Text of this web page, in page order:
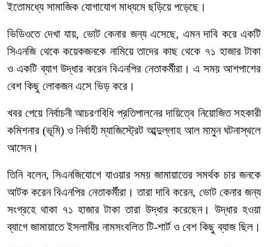
ইতোমধ্যে সামাজিক যোগাযোগ মাধ্যমে ছড়িয়ে পড়েছে।
ভিডিওতে দেখা যায়, ভোট কেনার জন্য এসেছে, এমন দাবি করে একটি
সিএনজি থেকে কয়েকজনকে নামিয়ে তাদের কাছ থেকে ৭১ হাজার টাকা
ও একটি ব্যাগ উদ্ধার করেন বিএনপির নেতাকর্মীরা। এ সময় আশপাশের
বেশ কিছু লোকজন এসে ভিড় করে।
খবর পেয়ে নির্বাচনী আচরণবিধি প্রতিপালনের দায়িত্বে নিয়োজিত সহকারী
কমিশনার (ভূমি) ও নির্বাহী ম্যাজিস্ট্রেট আব্দুল্লাহ আল মামুন ঘটনাস্থলে
আসেন।
তিনি বলেন, সিএনজিযোগে যাওয়ার সময় জামায়াতের সমর্থক চার জনকে
আটক করেন বিএনপির নেতাকর্মীরা। তারা দাবি করেন, ভোট কেনার জন্য
সংগ্রহে থাকা ৭১ হাজার টাকা তারা উদ্ধার করেছেন। উদ্ধার হওয়া
ব্যাগে জামায়াতে ইসলামীর নামসংবলিত টি-শার্ট ও বেশ কিছু ব্যাজ ছিল।